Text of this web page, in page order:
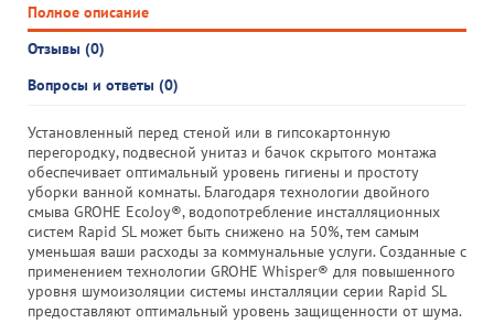
Полное описание
Отзывы (0)
Вопросы и ответы (0)
Установленный перед стеной или в гипсокартонную
перегородку, подвесной унитаз и бачок скрытого монтажа
обеспечивает оптимальный уровень гигиены и простоту
уборки ванной комнаты. Благодаря технологии двойного
смыва GROHE EcoJoy®, водопотребление инсталляционных
систем Rapid SL может быть снижено на 50%, тем самым
уменьшая ваши расходы за коммунальные услуги. Созданные с
применением технологии GROHE Whisper® для повышенного
уровня шумоизоляции системы инсталляции серии Rapid SL
предоставляют оптимальный уровень защищенности от шума.